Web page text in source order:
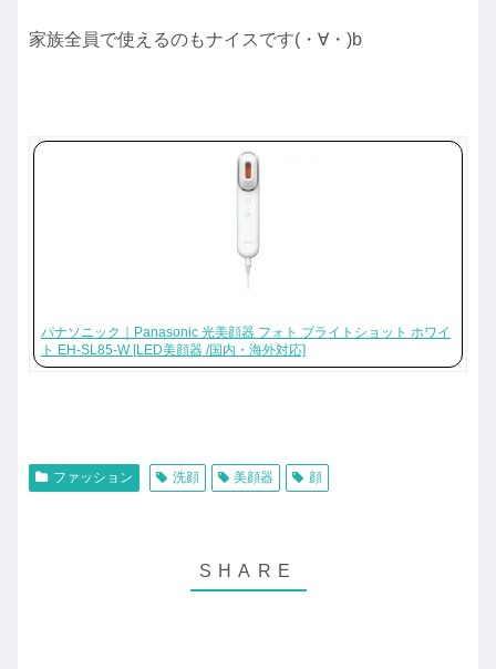
家族全員で使えるのもナイスです(・∀・)b
パナソニック｜Panasonic 光美顔器 フォト ブライトショット ホワイ
ト EH-SL85-W [LED美顔器 /国内・海外対応]
ファッション 洗顔 美顔器 顔